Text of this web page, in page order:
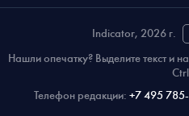
Indicator, 2026 г.
Нашли опечатку? Выделите текст и
Телефон редакции: +7 495